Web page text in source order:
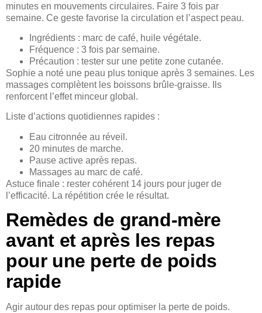
minutes en mouvements circulaires. Faire 3 fois par
semaine. Ce geste favorise la circulation et l’aspect peau.
Ingrédients : marc de café, huile végétale.
Fréquence : 3 fois par semaine.
Précaution : tester sur une petite zone cutanée.
Sophie a noté une peau plus tonique après 3 semaines. Les
massages complètent les boissons brûle-graisse. Ils
renforcent l’effet minceur global.
Liste d’actions quotidiennes rapides :
Eau citronnée au réveil.
20 minutes de marche.
Pause active après repas.
Massages au marc de café.
Astuce finale : rester cohérent 14 jours pour juger de
l’efficacité. La répétition crée le résultat.
Remèdes de grand-mère
avant et après les repas
pour une perte de poids
rapide
Agir autour des repas pour optimiser la perte de poids.